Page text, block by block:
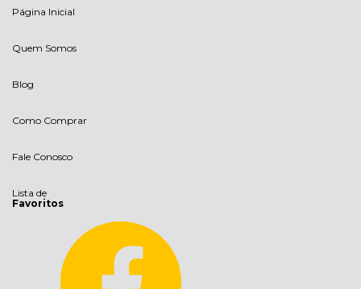
Página Inicial
Quem Somos
Blog
Como Comprar
Fale Conosco
Lista de
Favoritos